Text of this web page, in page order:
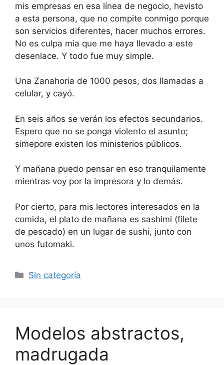
mis empresas en esa línea de negocio, hevisto
a esta persona, que no compite conmigo porque
son servicios diferentes, hacer muchos errores.
No es culpa mia que me haya llevado a este
desenlace. Y todo fue muy simple.
Una Zanahoria de 1000 pesos, dos llamadas a
celular, y cayó.
En seis años se verán los efectos secundarios.
Espero que no se ponga violento el asunto;
simepore existen los ministerios públicos.
Y mañana puedo pensar en eso tranquilamente
mientras voy por la impresora y lo demás.
Por cierto, para mis lectores interesados en la
comida, el plato de mañana es sashimi (filete
de pescado) en un lugar de sushi, junto con
unos futomaki.
Categorías
Sin categoría
Modelos abstractos,
madrugada